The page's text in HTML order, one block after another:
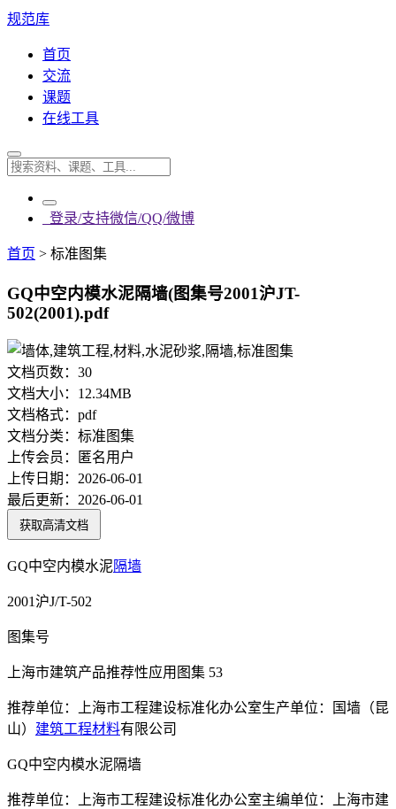
规范库
首页
交流
课题
在线工具
登录/支持微信/QQ/微博
首页 > 标准图集
GQ中空内模水泥隔墙(图集号2001沪JT-
502(2001).pdf
文档页数： 30
文档大小： 12.34MB
文档格式： pdf
文档分类： 标准图集
上传会员：
匿名用户
上传日期： 2026-06-01
最后更新： 2026-06-01
获取高清文档
GQ中空内模水泥隔墙
2001沪J/T-502
图集号
上海市建筑产品推荐性应用图集 53
推荐单位：上海市工程建设标准化办公室生产单位：国墙（昆
山） 建筑工程材料有限公司
GQ中空内模水泥隔墙
推荐单位：上海市工程建设标准化办公室主编单位：上海市建